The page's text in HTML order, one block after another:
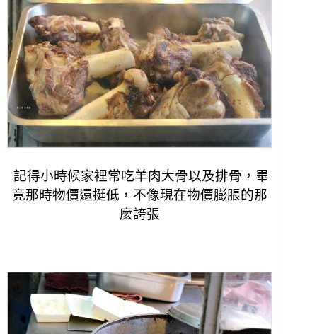
記得小時候家裡常吃羊肉大骨以及排骨，畢
竟那時物價還挺低，不像現在物價膨脹的那
麼誇張